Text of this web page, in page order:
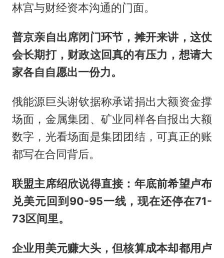
林宫与财经资本沟通的门面。
普京亲自出席闭门环节，摊开来讲，这仗
会长期打，财政这回真的有压力，想请大
家各自自愿出一份力。
俄能源巨头谢钦据称承诺捐出大额资金撑
场面，金属集团、矿业同样各自报出大额
数字，光看场面是集团团结，可真正的账
都写在合同背后。
联盟主席绍欣说得直接：年底前希望卢布
兑美元回到90-95一线，现在还停在71-
73区间里。
企业用美元赚大头，但核算成本却都用卢